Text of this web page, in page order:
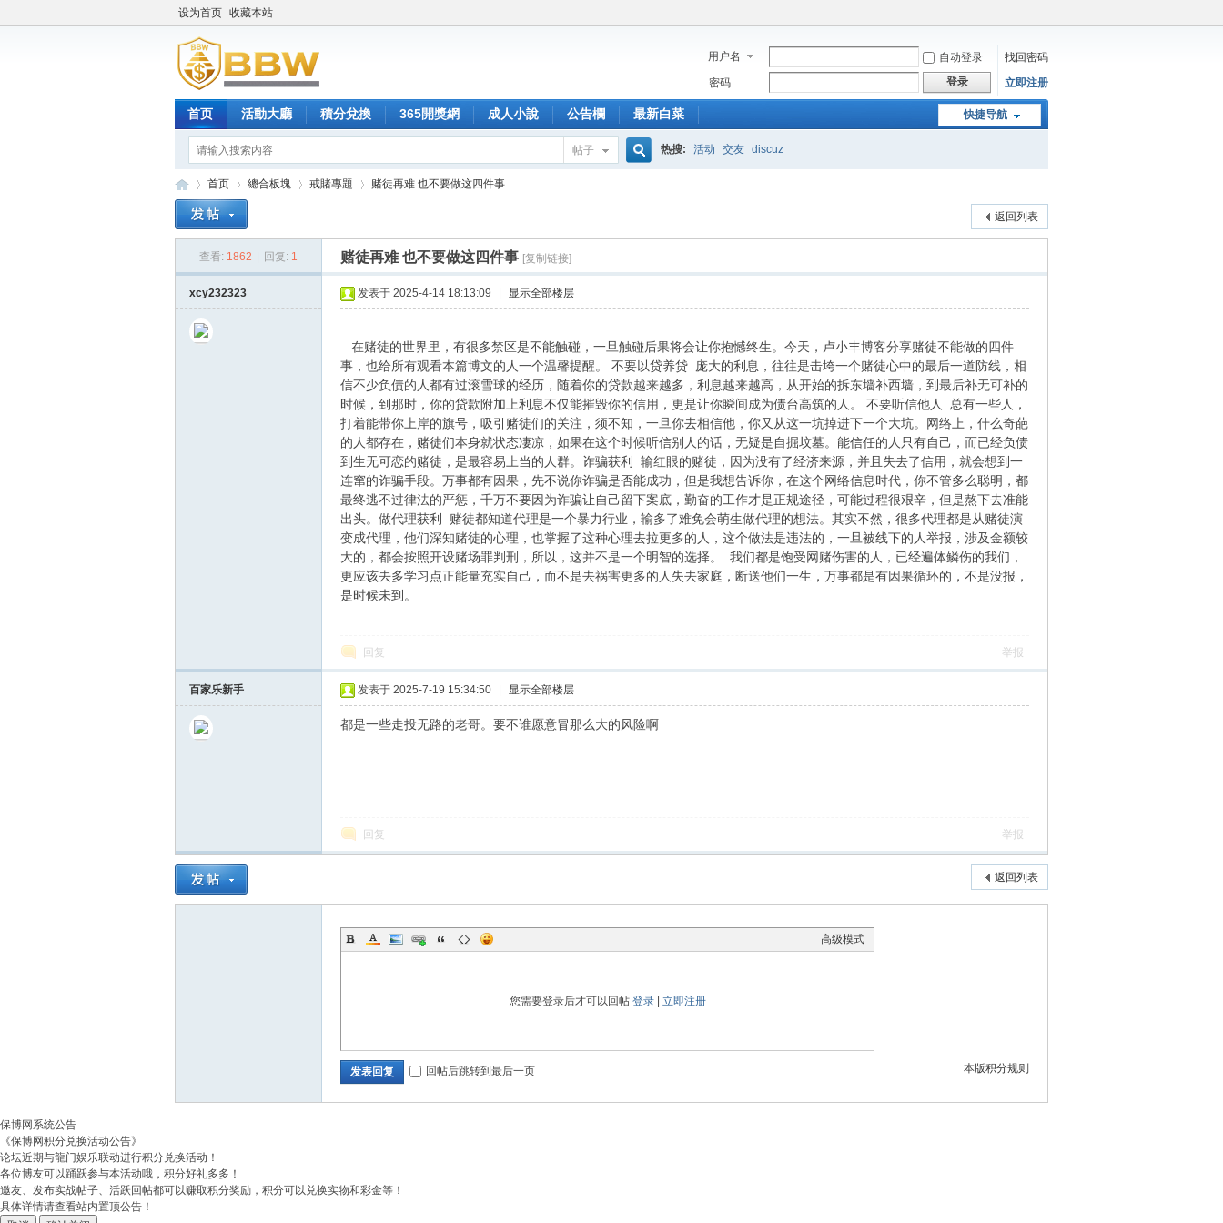
设为首页 收藏本站
用户名 自动登录
找回密码
密码
登录 立即注册
快捷导航
首页 活動大廳 積分兌換 365開獎網 成人小說 公告欄 最新白菜
帖子 热搜: 活动 交友 discuz
首页
›
總合板塊
›
戒賭專題
›
赌徒再难 也不要做这四件事
返回列表
查看: 1862 回复: 1 赌徒再难 也不要做这四件事 [复制链接]
xcy232323 发表于 2025-4-14 18:13:09 显示全部楼层
在赌徒的世界里，有很多禁区是不能触碰，一旦触碰后果将会让你抱憾终生。今天，卢小丰博客分享赌徒不能做的四件
事，也给所有观看本篇博文的人一个温馨提醒。 不要以贷养贷 庞大的利息，往往是击垮一个赌徒心中的最后一道防线，相
信不少负债的人都有过滚雪球的经历，随着你的贷款越来越多，利息越来越高，从开始的拆东墙补西墙，到最后补无可补的
时候，到那时，你的贷款附加上利息不仅能摧毁你的信用，更是让你瞬间成为债台高筑的人。 不要听信他人 总有一些人，
打着能带你上岸的旗号，吸引赌徒们的关注，须不知，一旦你去相信他，你又从这一坑掉进下一个大坑。网络上，什么奇葩
的人都存在，赌徒们本身就状态凄凉，如果在这个时候听信别人的话，无疑是自掘坟墓。能信任的人只有自己，而已经负债
到生无可恋的赌徒，是最容易上当的人群。诈骗获利 输红眼的赌徒，因为没有了经济来源，并且失去了信用，就会想到一
连窜的诈骗手段。万事都有因果，先不说你诈骗是否能成功，但是我想告诉你，在这个网络信息时代，你不管多么聪明，都
最终逃不过律法的严惩，千万不要因为诈骗让自己留下案底，勤奋的工作才是正规途径，可能过程很艰辛，但是熬下去准能
出头。做代理获利 赌徒都知道代理是一个暴力行业，输多了难免会萌生做代理的想法。其实不然，很多代理都是从赌徒演
变成代理，他们深知赌徒的心理，也掌握了这种心理去拉更多的人，这个做法是违法的，一旦被线下的人举报，涉及金额较
大的，都会按照开设赌场罪判刑，所以，这并不是一个明智的选择。 我们都是饱受网赌伤害的人，已经遍体鳞伤的我们，
更应该去多学习点正能量充实自己，而不是去祸害更多的人失去家庭，断送他们一生，万事都是有因果循环的，不是没报，
是时候未到。
回复 举报
百家乐新手 发表于 2025-7-19 15:34:50 显示全部楼层
都是一些走投无路的老哥。要不谁愿意冒那么大的风险啊
回复 举报
返回列表
高级模式
您需要登录后才可以回帖 登录| 立即注册
本版积分规则
发表回复 回帖后跳转到最后一页
保博网系统公告
《保博网积分兑换活动公告》
论坛近期与龍门娱乐联动进行积分兑换活动！
各位博友可以踊跃参与本活动哦，积分好礼多多！
邀友、发布实战帖子、活跃回帖都可以赚取积分奖励，积分可以兑换实物和彩金等！
具体详情请查看站内置顶公告！